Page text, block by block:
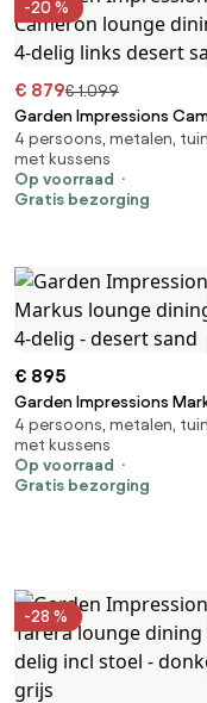
-20 %
€ 879€ 1.099
Garden Impressions
lounge dining set 4-delig
desert sand
4 persoons, metalen,
met kussens
Op voorraad
Gratis bezorging
€ 895
Garden Impressions
lounge dining set 4-
desert sand
4 persoons, metalen,
met kussens
Op voorraad
Gratis bezorging
-28 %